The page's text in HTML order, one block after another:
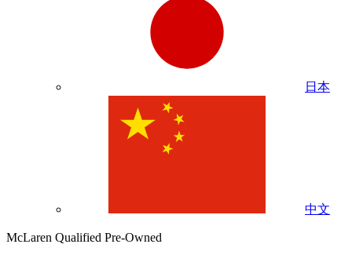
日本
中文
McLaren Qualified Pre-Owned